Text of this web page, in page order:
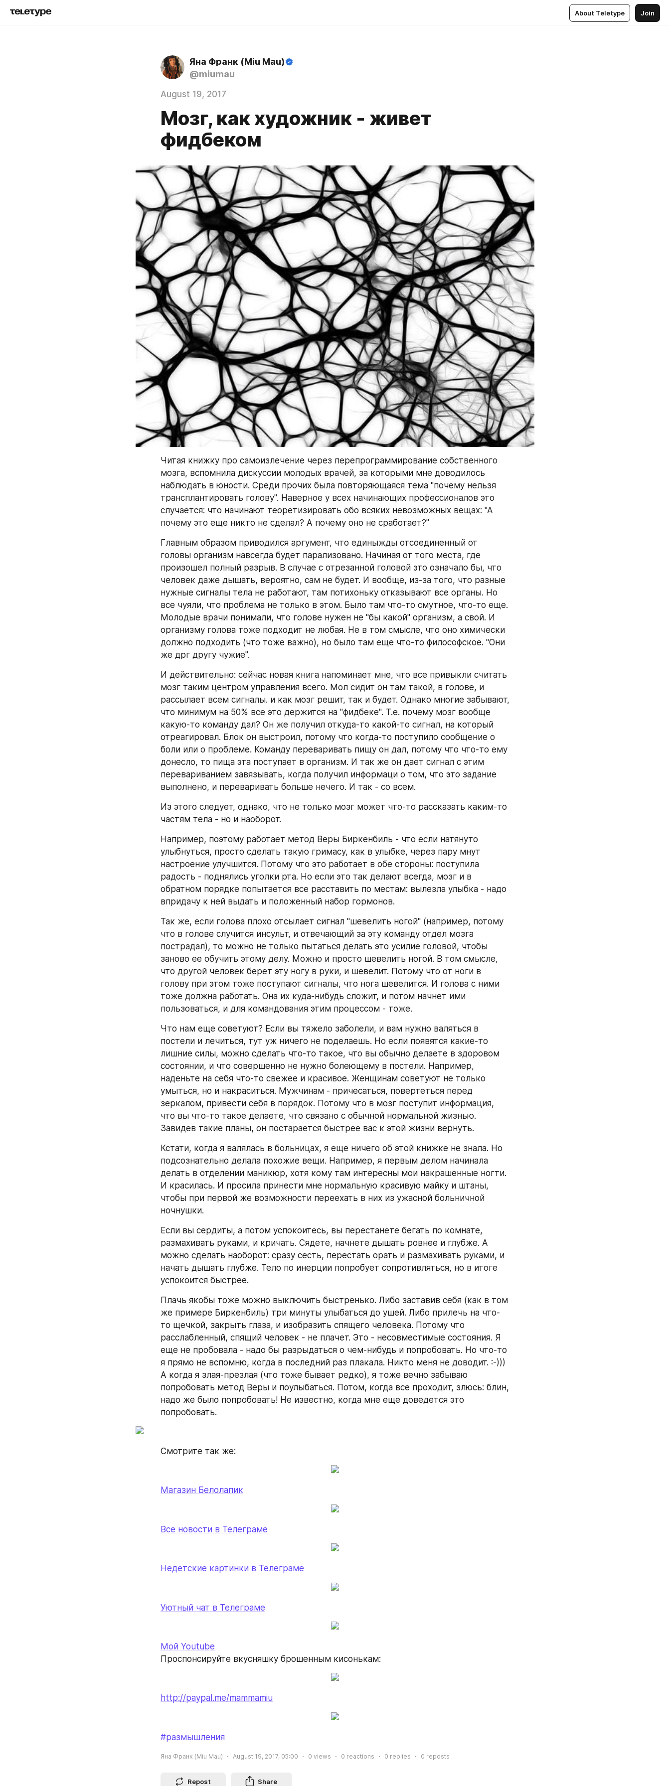
About Teletype Join
Яна Франк (Miu Mau)
@miumau
August 19, 2017
Мозг, как художник - живет
фидбеком
Читая книжку про самоизлечение через перепрограммирование собственного
мозга, вспомнила дискуссии молодых врачей, за которыми мне доводилось
наблюдать в юности. Среди прочих была повторяющаяся тема "почему нельзя
трансплантировать голову". Наверное у всех начинающих профессионалов это
случается: что начинают теоретизировать обо всяких невозможных вещах: "А
почему это еще никто не сделал? А почему оно не сработает?"
Главным образом приводился аргумент, что единыжды отсоединенный от
головы организм навсегда будет парализовано. Начиная от того места, где
произошел полный разрыв. В случае с отрезанной головой это означало бы, что
человек даже дышать, вероятно, сам не будет. И вообще, из-за того, что разные
нужные сигналы тела не работают, там потихоньку отказывают все органы. Но
все чуяли, что проблема не только в этом. Было там что-то смутное, что-то еще.
Молодые врачи понимали, что голове нужен не "бы какой" организм, а свой. И
организму голова тоже подходит не любая. Не в том смысле, что оно химически
должно подходить (что тоже важно), но было там еще что-то философское. "Они
же дрг другу чужие".
И действительно: сейчас новая книга напоминает мне, что все привыкли считать
мозг таким центром управления всего. Мол сидит он там такой, в голове, и
рассылает всем сигналы. и как мозг решит, так и будет. Однако многие забывают,
что минимум на 50% все это держится на "фидбеке". Т.е. почему мозг вообще
какую-то команду дал? Он же получил откуда-то какой-то сигнал, на который
отреагировал. Блок он выстроил, потому что когда-то поступило сообщение о
боли или о проблеме. Команду переваривать пищу он дал, потому что что-то ему
донесло, то пища эта поступает в организм. И так же он дает сигнал с этим
перевариванием завязывать, когда получил информаци о том, что это задание
выполнено, и переваривать больше нечего. И так - со всем.
Из этого следует, однако, что не только мозг может что-то рассказать каким-то
частям тела - но и наоборот.
Например, поэтому работает метод Веры Биркенбиль - что если натянуто
улыбнуться, просто сделать такую гримасу, как в улыбке, через пару мнут
настроение улучшится. Потому что это работает в обе стороны: поступила
радость - поднялись уголки рта. Но если это так делают всегда, мозг и в
обратном порядке попытается все расставить по местам: вылезла улыбка - надо
впридачу к ней выдать и положенный набор гормонов.
Так же, если голова плохо отсылает сигнал "шевелить ногой" (например, потому
что в голове случится инсульт, и отвечающий за эту команду отдел мозга
пострадал), то можно не только пытаться делать это усилие головой, чтобы
заново ее обучить этому делу. Можно и просто шевелить ногой. В том смысле,
что другой человек берет эту ногу в руки, и шевелит. Потому что от ноги в
голову при этом тоже поступают сигналы, что нога шевелится. И голова с ними
тоже должна работать. Она их куда-нибудь сложит, и потом начнет ими
пользоваться, и для командования этим процессом - тоже.
Что нам еще советуют? Если вы тяжело заболели, и вам нужно валяться в
постели и лечиться, тут уж ничего не поделаешь. Но если появятся какие-то
лишние силы, можно сделать что-то такое, что вы обычно делаете в здоровом
состоянии, и что совершенно не нужно болеющему в постели. Например,
наденьте на себя что-то свежее и красивое. Женщинам советуют не только
умыться, но и накраситься. Мужчинам - причесаться, повертеться перед
зеркалом, привести себя в порядок. Потому что в мозг поступит информация,
что вы что-то такое делаете, что связано с обычной нормальной жизнью.
Завидев такие планы, он постарается быстрее вас к этой жизни вернуть.
Кстати, когда я валялась в больницах, я еще ничего об этой книжке не знала. Но
подсознательно делала похожие вещи. Например, я первым делом начинала
делать в отделении маникюр, хотя кому там интересны мои накрашенные ногти.
И красилась. И просила принести мне нормальную красивую майку и штаны,
чтобы при первой же возможности переехать в них из ужасной больничной
ночнушки.
Если вы сердиты, а потом успокоитесь, вы перестанете бегать по комнате,
размахивать руками, и кричать. Сядете, начнете дышать ровнее и глубже. А
можно сделать наоборот: сразу сесть, перестать орать и размахивать руками, и
начать дышать глубже. Тело по инерции попробует сопротивляться, но в итоге
успокоится быстрее.
Плачь якобы тоже можно выключить быстренько. Либо заставив себя (как в том
же примере Биркенбиль) три минуты улыбаться до ушей. Либо прилечь на что-
то щечкой, закрыть глаза, и изобразить спящего человека. Потому что
расслабленный, спящий человек - не плачет. Это - несовместимые состояния. Я
еще не пробовала - надо бы разрыдаться о чем-нибудь и попробовать. Но что-то
я прямо не вспомню, когда в последний раз плакала. Никто меня не доводит. :-)))
А когда я злая-презлая (что тоже бывает редко), я тоже вечно забываю
попробовать метод Веры и поулыбаться. Потом, когда все проходит, злюсь: блин,
надо же было попробовать! Не известно, когда мне еще доведется это
попробовать.
Смотрите так же:
Магазин Белолапик
Все новости в Телеграме
Недетские картинки в Телеграме
Уютный чат в Телеграме
Мой Youtube
Проспонсируйте вкусняшку брошенным кисонькам:
http://paypal.me/mammamiu
#размышления
Яна Франк (Miu Mau) August 19, 2017, 05:00 0 views 0 reactions 0 replies 0 reposts
Repost Share